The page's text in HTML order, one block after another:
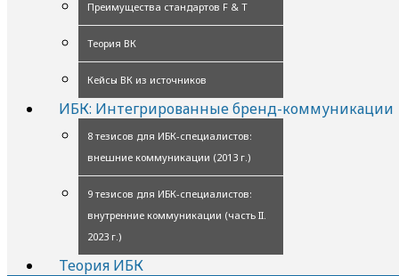
Преимущества стандартов F & T
Теория ВК
Кейсы ВК из источников
ИБК: Интегрированные бренд-коммуникации
8 тезисов для ИБК-специалистов:
внешние коммуникации (2013 г.)
9 тезисов для ИБК-специалистов:
внутренние коммуникации (часть II.
2023 г.)
Теория ИБК